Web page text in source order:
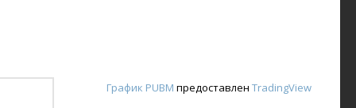
График PUBM предоставлен TradingView